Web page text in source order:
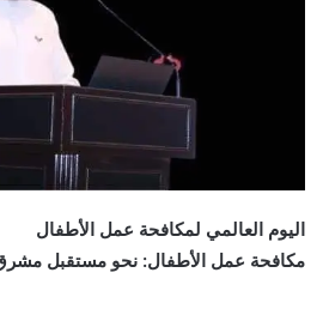
اليوم العالمي لمكافحة عمل الأطفال
مكافحة عمل الأطفال: نحو مستقبل مشرق